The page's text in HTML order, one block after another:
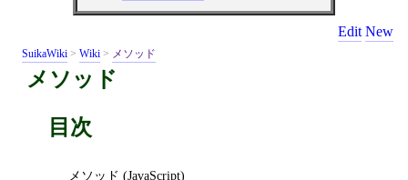
Edit New
SuikaWiki > Wiki > メソッド
メソッド
目次
メソッド (JavaScript)